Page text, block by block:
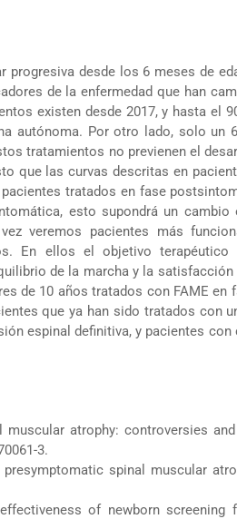
desde los 6 meses de
de la enfermedad que han
existen desde 2017, y hasta el
autónoma. Por otro lado, solo un
tratamientos no previenen el
que las curvas descritas en
tratados en fase
esto supondrá un cambio
veremos pacientes más
En ellos el objetivo terapéutico
de la marcha y la
de 10 años tratados con FAME en
que ya han sido tratados con
espinal definitiva, y pacientes con
atrophy: controversies
3.
spinal muscular
of newborn screening